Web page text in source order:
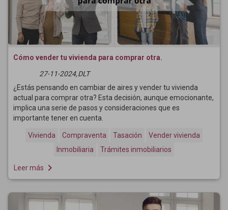
Cómo vender tu vivienda para comprar otra.
27-11-2024,DLT
¿Estás pensando en cambiar de aires y vender tu vivienda
actual para comprar otra? Esta decisión, aunque emocionante,
implica una serie de pasos y consideraciones que es
importante tener en cuenta.
Vivienda Compraventa Tasación
Vender vivienda
Inmobiliaria
Trámites inmobiliarios
Leer más navigate_next